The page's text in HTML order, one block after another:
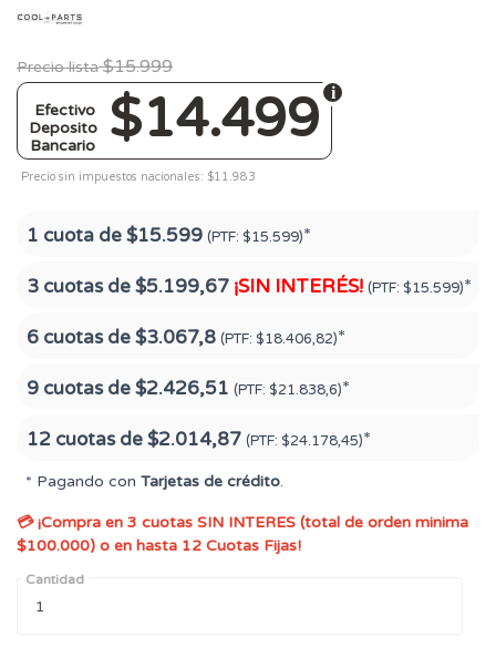
Precio lista $15.999
$14.499
Efectivo
Deposito
Bancario
Precio sin impuestos nacionales: $11.983
1 cuota de$15.599 (PTF: $15.599)*
3 cuotas de$5.199,67 ¡SIN INTERÉS! (PTF: $15.599)*
6 cuotas de$3.067,8 (PTF: $18.406,82)*
9 cuotas de$2.426,51 (PTF: $21.838,6)*
12 cuotas de$2.014,87 (PTF: $24.178,45)*
* Pagando con Tarjetas de crédito.
💳 ¡Compra en 3 cuotas SIN INTERES (total de orden minima
$100.000) o en hasta 12 Cuotas Fijas!
Cantidad